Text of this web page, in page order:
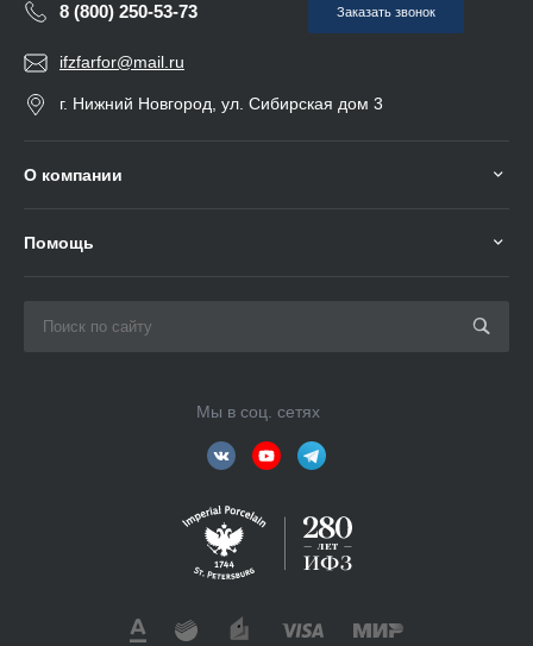
8 (800) 250-53-73 Заказать звонок
ifzfarfor@mail.ru
г. Нижний Новгород, ул. Сибирская дом 3
О компании
Помощь
Мы в соц. сетях